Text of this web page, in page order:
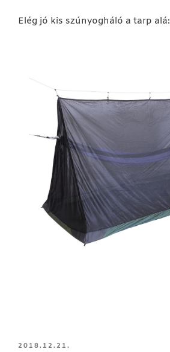
Elég jó kis szúnyogháló a tarp alá:
BEKÜLDVE:
2018.12.21.